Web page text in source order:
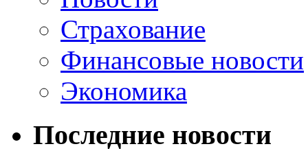
Страхование
Финансовые новости
Экономика
Последние новости